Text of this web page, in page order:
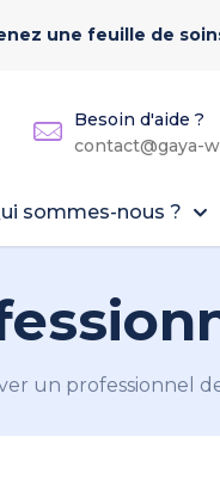
une feuille de
Besoin d'aide ?
contact@gaya-
sommes-nous ?
un professionnel